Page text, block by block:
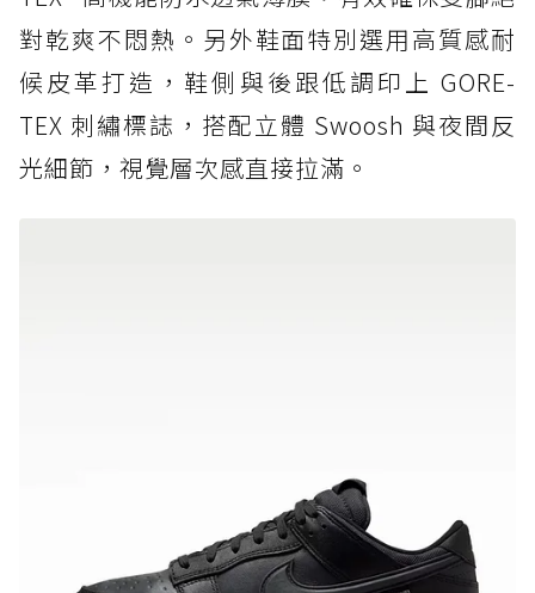
對乾爽不悶熱。另外鞋面特別選用高質感耐
候皮革打造，鞋側與後跟低調印上 GORE-
TEX 刺繡標誌，搭配立體 Swoosh 與夜間反
光細節，視覺層次感直接拉滿。